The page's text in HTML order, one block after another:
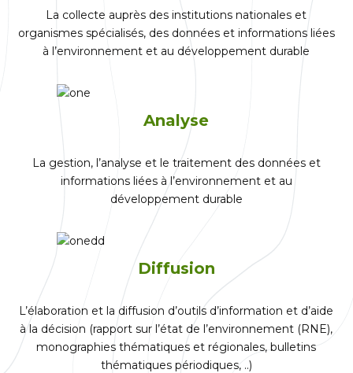
La collecte auprès des institutions nationales et
organismes spécialisés, des données et informations liées
à l’environnement et au développement durable
Analyse
La gestion, l’analyse et le traitement des données et
informations liées à l’environnement et au
développement durable
Diffusion
L’élaboration et la diffusion d’outils d’information et d’aide
à la décision (rapport sur l’état de l’environnement (RNE),
monographies thématiques et régionales, bulletins
thématiques périodiques, ..)